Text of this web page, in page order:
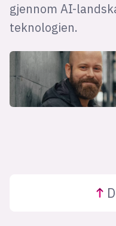
gjennom AI-
teknologien.